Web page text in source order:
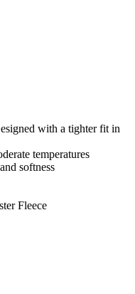
with a tighter fit in
temperatures
softness
Fleece